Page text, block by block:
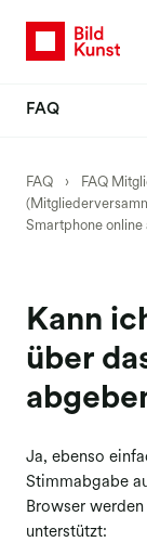
FAQ
Mitglied
Passwort
Vertrag
Vertrag
Verlage
FAQ › FAQ
Smartphone online
Kann
über
Ja, ebenso
Stimmabgabe
Browser
unterstützt: